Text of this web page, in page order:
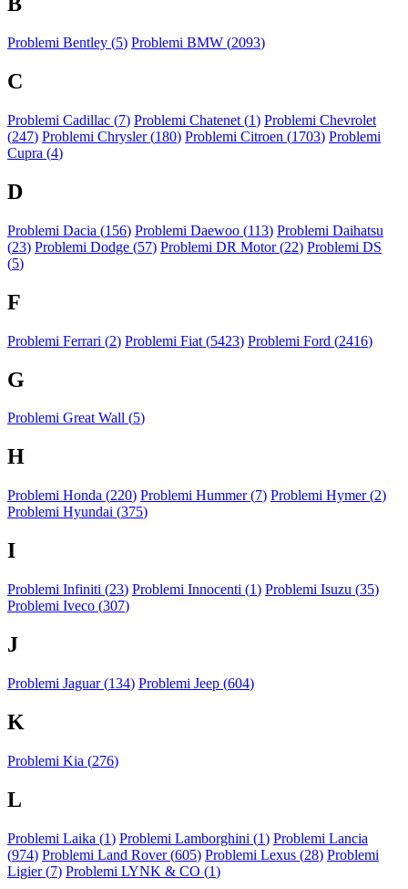
Problemi Bentley (5) Problemi BMW (2093)
C
Problemi Cadillac (7) Problemi Chatenet (1) Problemi Chevrolet
(247) Problemi Chrysler (180) Problemi Citroen (1703) Problemi
Cupra (4)
D
Problemi Dacia (156) Problemi Daewoo (113) Problemi Daihatsu
(23) Problemi Dodge (57) Problemi DR Motor (22) Problemi DS
(5)
F
Problemi Ferrari (2) Problemi Fiat (5423) Problemi Ford (2416)
G
Problemi Great Wall (5)
H
Problemi Honda (220) Problemi Hummer (7) Problemi Hymer (2)
Problemi Hyundai (375)
I
Problemi Infiniti (23) Problemi Innocenti (1) Problemi Isuzu (35)
Problemi Iveco (307)
J
Problemi Jaguar (134) Problemi Jeep (604)
K
Problemi Kia (276)
L
Problemi Laika (1) Problemi Lamborghini (1) Problemi Lancia
(974) Problemi Land Rover (605) Problemi Lexus (28) Problemi
Ligier (7) Problemi LYNK & CO (1)